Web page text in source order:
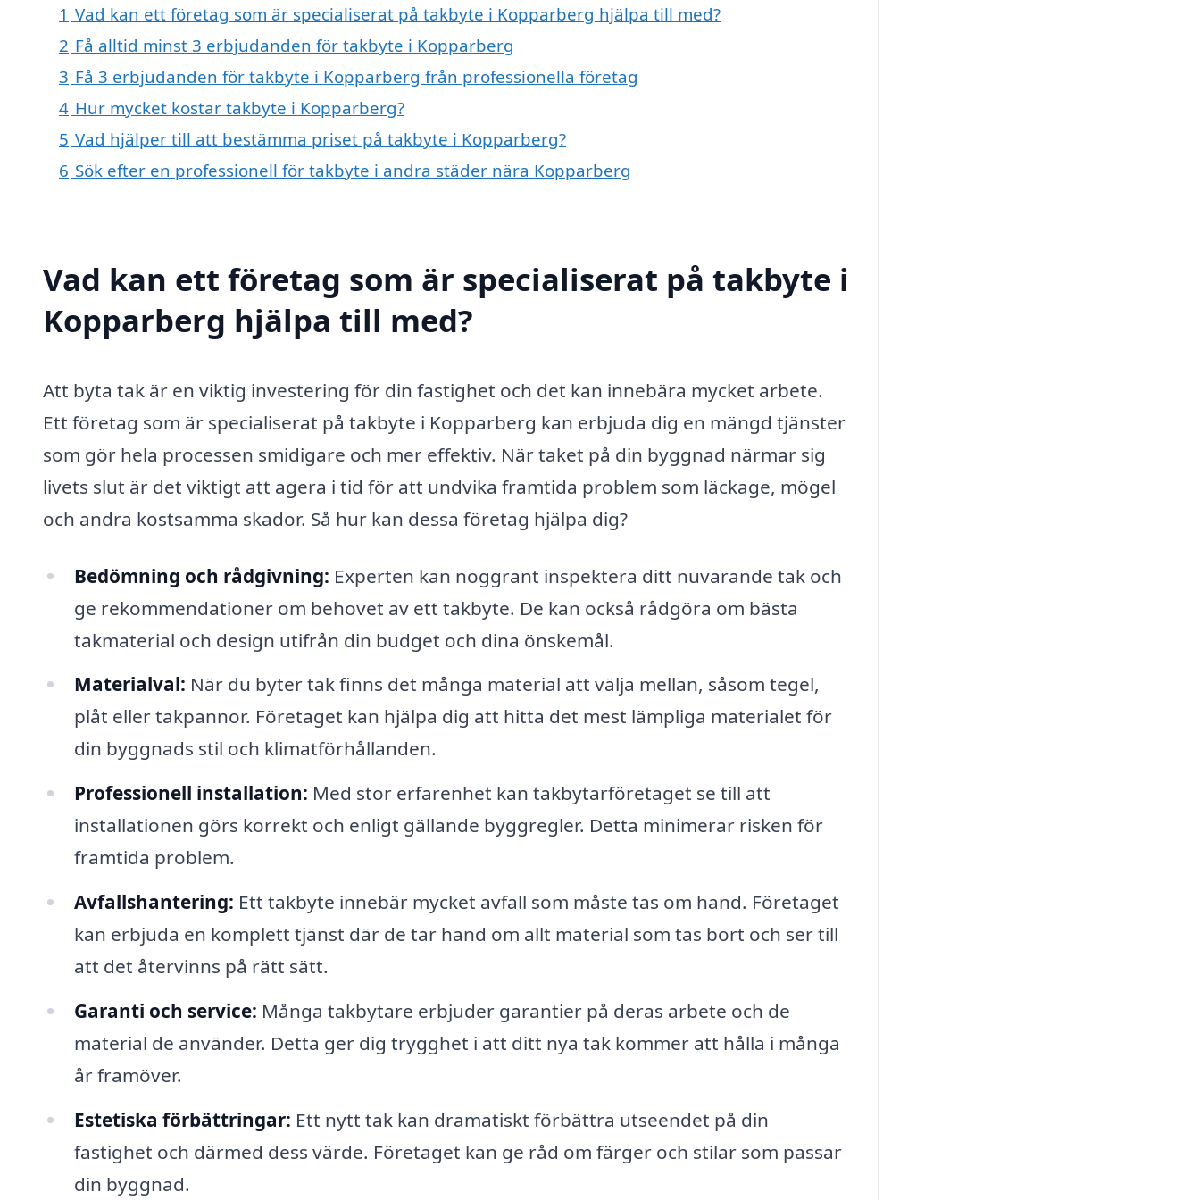
1 Vad kan ett företag som är specialiserat på takbyte i Kopparberg hjälpa till med?
2 Få alltid minst 3 erbjudanden för takbyte i Kopparberg
3 Få 3 erbjudanden för takbyte i Kopparberg från professionella företag
4 Hur mycket kostar takbyte i Kopparberg?
5 Vad hjälper till att bestämma priset på takbyte i Kopparberg?
6 Sök efter en professionell för takbyte i andra städer nära Kopparberg
Vad kan ett företag som är specialiserat på takbyte i
Kopparberg hjälpa till med?
Att byta tak är en viktig investering för din fastighet och det kan innebära mycket arbete.
Ett företag som är specialiserat på takbyte i Kopparberg kan erbjuda dig en mängd tjänster
som gör hela processen smidigare och mer effektiv. När taket på din byggnad närmar sig
livets slut är det viktigt att agera i tid för att undvika framtida problem som läckage, mögel
och andra kostsamma skador. Så hur kan dessa företag hjälpa dig?
Bedömning och rådgivning: Experten kan noggrant inspektera ditt nuvarande tak och
ge rekommendationer om behovet av ett takbyte. De kan också rådgöra om bästa
takmaterial och design utifrån din budget och dina önskemål.
Materialval: När du byter tak finns det många material att välja mellan, såsom tegel,
plåt eller takpannor. Företaget kan hjälpa dig att hitta det mest lämpliga materialet för
din byggnads stil och klimatförhållanden.
Professionell installation: Med stor erfarenhet kan takbytarföretaget se till att
installationen görs korrekt och enligt gällande byggregler. Detta minimerar risken för
framtida problem.
Avfallshantering: Ett takbyte innebär mycket avfall som måste tas om hand. Företaget
kan erbjuda en komplett tjänst där de tar hand om allt material som tas bort och ser till
att det återvinns på rätt sätt.
Garanti och service: Många takbytare erbjuder garantier på deras arbete och de
material de använder. Detta ger dig trygghet i att ditt nya tak kommer att hålla i många
år framöver.
Estetiska förbättringar: Ett nytt tak kan dramatiskt förbättra utseendet på din
fastighet och därmed dess värde. Företaget kan ge råd om färger och stilar som passar
din byggnad.